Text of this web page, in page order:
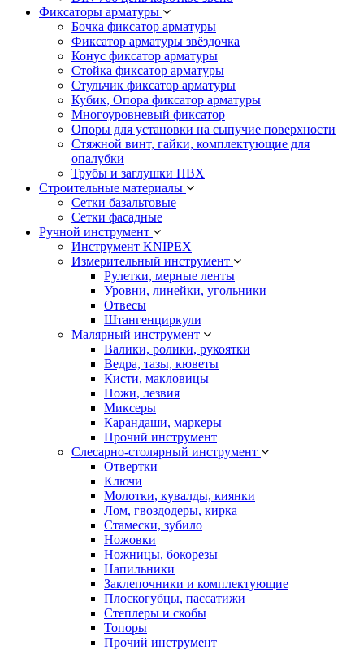
Фиксаторы арматуры
Бочка фиксатор арматуры
Фиксатор арматуры звёздочка
Конус фиксатор арматуры
Стойка фиксатор арматуры
Стульчик фиксатор арматуры
Кубик, Опора фиксатор арматуры
Многоуровневый фиксатор
Опоры для установки на сыпучие поверхности
Стяжной винт, гайки, комплектующие для
опалубки
Трубы и заглушки ПВХ
Строительные материалы
Сетки базальтовые
Сетки фасадные
Ручной инструмент
Инструмент KNIPEX
Измерительный инструмент
Рулетки, мерные ленты
Уровни, линейки, угольники
Отвесы
Штангенциркули
Малярный инструмент
Валики, ролики, рукоятки
Ведра, тазы, кюветы
Кисти, макловицы
Ножи, лезвия
Миксеры
Карандаши, маркеры
Прочий инструмент
Слесарно-столярный инструмент
Отвертки
Ключи
Молотки, кувалды, киянки
Лом, гвоздодеры, кирка
Стамески, зубило
Ножовки
Ножницы, бокорезы
Напильники
Заклепочники и комплектующие
Плоскогубцы, пассатижи
Степлеры и скобы
Топоры
Прочий инструмент